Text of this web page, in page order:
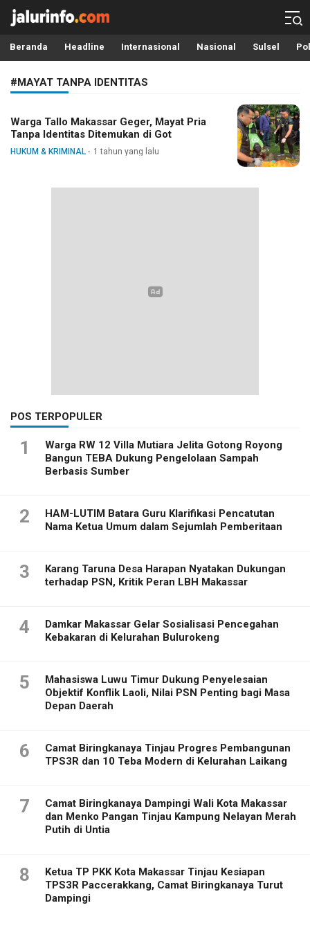
Info Terbaru, Berita Terkini Hari Ini, Jalurinfo.com
Terkini, Akurat dan Terpercaya
Beranda Headline Internasional Nasional Sulsel
#MAYAT TANPA IDENTITAS
Warga Tallo Makassar Geger, Mayat Pria
Tanpa Identitas Ditemukan di Got
HUKUM & KRIMINAL 1 tahun yang lalu
POS TERPOPULER
1
Warga RW 12 Villa Mutiara Jelita Gotong Royong
Bangun TEBA Dukung Pengelolaan Sampah
Berbasis Sumber
2
HAM-LUTIM Batara Guru Klarifikasi Pencatutan
Nama Ketua Umum dalam Sejumlah Pemberitaan
3
Karang Taruna Desa Harapan Nyatakan Dukungan
terhadap PSN, Kritik Peran LBH Makassar
4
Damkar Makassar Gelar Sosialisasi Pencegahan
Kebakaran di Kelurahan Bulurokeng
5
Mahasiswa Luwu Timur Dukung Penyelesaian
Objektif Konflik Laoli, Nilai PSN Penting bagi Masa
Depan Daerah
6
Camat Biringkanaya Tinjau Progres Pembangunan
TPS3R dan 10 Teba Modern di Kelurahan Laikang
7
Camat Biringkanaya Dampingi Wali Kota Makassar
dan Menko Pangan Tinjau Kampung Nelayan Merah
Putih di Untia
8
Ketua TP PKK Kota Makassar Tinjau Kesiapan
TPS3R Paccerakkang, Camat Biringkanaya Turut
Dampingi